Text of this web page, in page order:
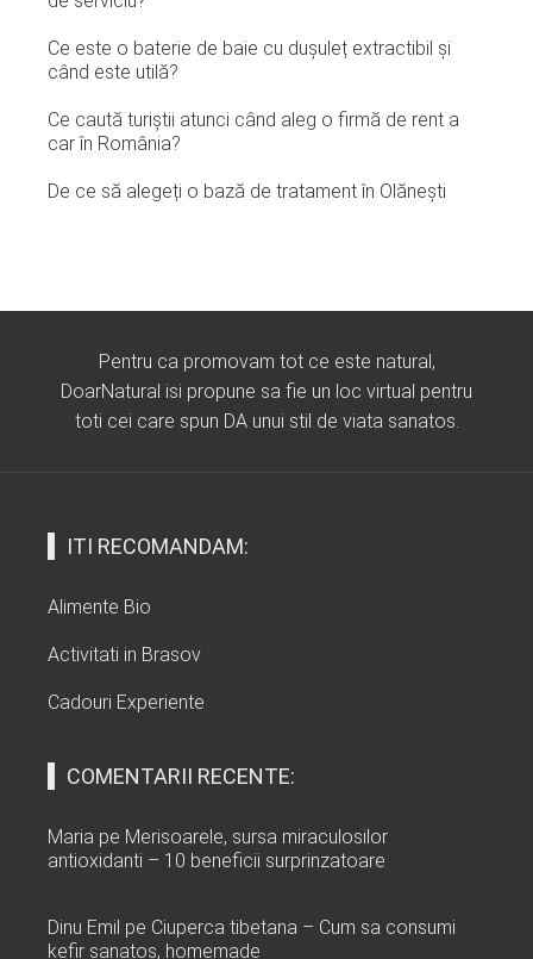
Ce este o baterie de baie cu dușuleț extractibil și
când este utilă?
Ce caută turiștii atunci când aleg o firmă de rent a
car în România?
De ce să alegeți o bază de tratament în Olănești
Pentru ca promovam tot ce este natural,
DoarNatural isi propune sa fie un loc virtual pentru
toti cei care spun DA unui stil de viata sanatos.
ITI RECOMANDAM:
Alimente Bio
Activitati in Brasov
Cadouri Experiente
COMENTARII RECENTE:
Maria pe Merisoarele, sursa miraculosilor
antioxidanti – 10 beneficii surprinzatoare
Dinu Emil pe Ciuperca tibetana – Cum sa consumi
kefir sanatos, homemade